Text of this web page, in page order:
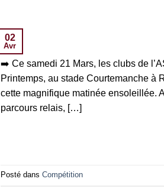
02
Avr
➡️ Ce samedi 21 Mars, les clubs de
Printemps, au stade Courtemanche à
cette magnifique matinée ensoleillée.
parcours relais, […]
Posté dans Compétition